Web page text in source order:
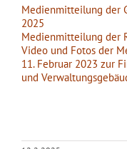
Medienmitteilung der
2025
Medienmitteilung der
Video und Fotos der
11. Februar 2023 zur
und